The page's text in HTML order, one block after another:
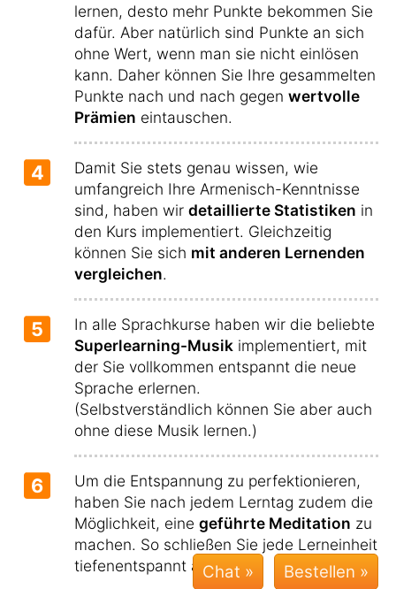
lernen, desto mehr Punkte bekommen Sie
dafür. Aber natürlich sind Punkte an sich
ohne Wert, wenn man sie nicht einlösen
kann. Daher können Sie Ihre gesammelten
Punkte nach und nach gegen wertvolle
Prämien eintauschen.
4
Damit Sie stets genau wissen, wie
umfangreich Ihre Armenisch-Kenntnisse
sind, haben wir detaillierte Statistiken in
den Kurs implementiert. Gleichzeitig
können Sie sich mit anderen Lernenden
vergleichen.
5
In alle Sprachkurse haben wir die beliebte
Superlearning-Musik implementiert, mit
der Sie vollkommen entspannt die neue
Sprache erlernen.
(Selbstverständlich können Sie aber auch
ohne diese Musik lernen.)
6
Um die Entspannung zu perfektionieren,
haben Sie nach jedem Lerntag zudem die
Möglichkeit, eine geführte Meditation zu
machen. So schließen Sie jede Lerneinheit
tiefenentspannt ab.Chat »